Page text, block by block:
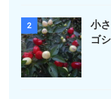
2
小
ゴ